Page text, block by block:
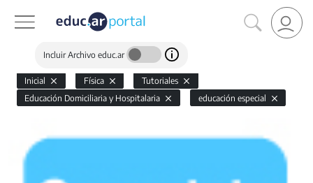
Incluir Archivo educ.ar
Inicial Física
Tutoriales
Educación Domiciliaria y Hospitalaria
educación especial